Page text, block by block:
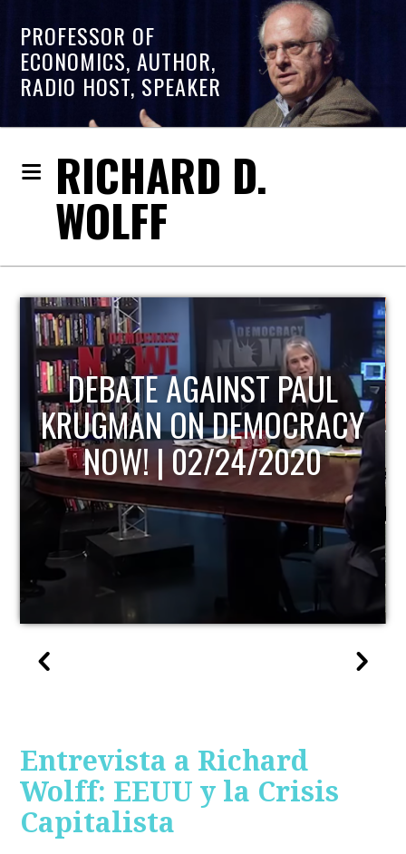
PROFESSOR OF
ECONOMICS, AUTHOR,
RADIO HOST, SPEAKER
RICHARD D.
WOLFF
DEBATE AGAINST PAUL
KRUGMAN ON DEMOCRACY
NOW! | 02/24/2020
Entrevista a Richard
Wolff: EEUU y la Crisis
Capitalista